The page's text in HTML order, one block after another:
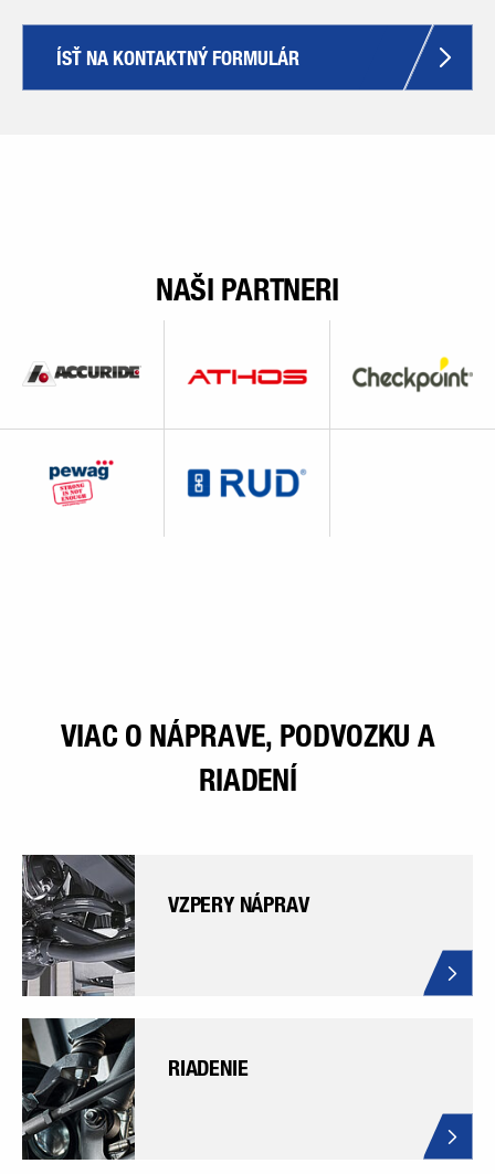
ÍSŤ NA KONTAKTNÝ FORMULÁR
NAŠI PARTNERI
VIAC O NÁPRAVE, PODVOZKU A
RIADENÍ
VZPERY NÁPRAV
RIADENIE